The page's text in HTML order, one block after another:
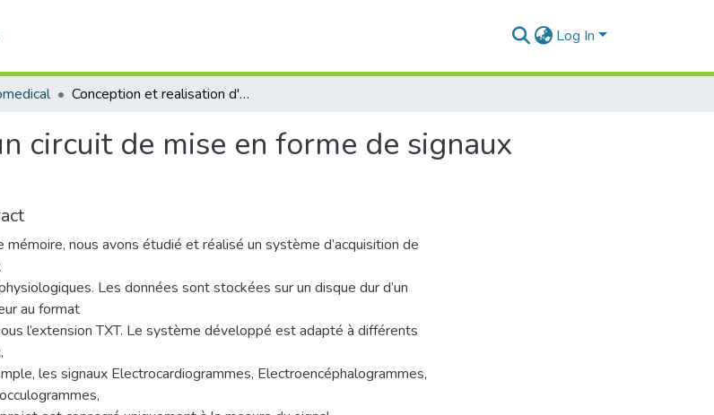
Log In
Conception et realisation d'un circuit de mise en forme de signaux electrophsiologiques.
circuit de mise en forme de signaux
mémoire, nous avons étudié et réalisé un système d’acquisition de
Les données sont stockées sur un disque dur d’un
au format
l’extension TXT. Le système développé est adapté à différents
les signaux Electrocardiogrammes, Electroencéphalogrammes,